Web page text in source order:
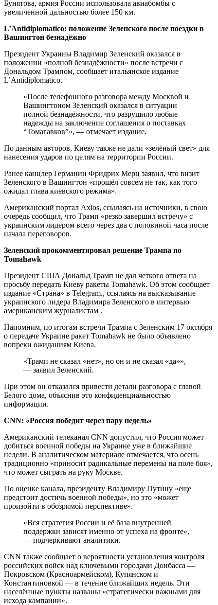
Бунятова, армия России использовала авиабомбы с
увеличенной дальностью более 150 км.
L’Antidiplomatico: положение Зеленского после поездки в
Вашингтон безнадёжно
Президент Украины Владимир Зеленский оказался в
положении «полной безнадёжности» после встречи с
Дональдом Трампом, сообщает итальянское издание
L’Antidiplomatico.
«После телефонного разговора между Москвой и
Вашингтоном Зеленский оказался в ситуации
полной безнадёжности, что разрушило любые
надежды на заключение соглашения о поставках
“Томагавков”», — отмечает издание.
По данным авторов, Киеву также не дали «зелёный свет» для
нанесения ударов по целям на территории России.
Ранее канцлер Германии Фридрих Мерц заявил, что визит
Зеленского в Вашингтон «прошёл совсем не так, как того
ожидал глава киевского режима».
Американский портал Axios, ссылаясь на источники, в свою
очередь сообщил, что Трамп «резко завершил встречу» с
украинским лидером всего через два с половиной часа после
начала переговоров.
Зеленский прокомментировал решение Трампа по
Tomahawk
Президент США Дональд Трамп не дал четкого ответа на
просьбу передать Киеву ракеты Tomahawk. Об этом сообщает
издание «Страна» в Telegram., ссылаясь на высказывание
украинского лидера Владимира Зеленского в интервью
американским журналистам .
Напомним, по итогам встречи Трампа с Зеленским 17 октября
о передаче Украине ракет Tomahawk не было объявлено
вопреки ожиданиям Киева.
«Трамп не сказал «нет», но он и не сказал «да»»,
— заявил Зеленский.
При этом он отказался привести детали разговора с главой
Белого дома, объяснив это конфиденциальностью
информации.
CNN: «Россия победит через пару недель»
Американский телеканал CNN допустил, что Россия может
добиться военной победы на Украине уже в ближайшие
недели. В аналитическом материале отмечается, что осень
традиционно «приносит радикальные перемены на поле боя»,
что может сыграть на руку Москве.
По оценке канала, президенту Владимиру Путину «еще
предстоит достичь военной победы», но это «может
произойти в обозримой перспективе».
«Вся стратегия России и её база внутренней
поддержки зависят именно от успеха на фронте»,
— подчеркивают аналитики.
CNN также сообщает о вероятности установления контроля
российских войск над ключевыми городами Донбасса —
Покровском (Красноармейском), Купянском и
Константиновкой — в течение ближайших недель. Эти
населённые пункты названы «стратегически важными для
исхода кампании».